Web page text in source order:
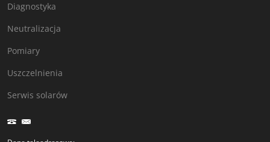
Diagnostyka
Neutralizacja
Pomiary
Uszczelnienia
Serwis solarów